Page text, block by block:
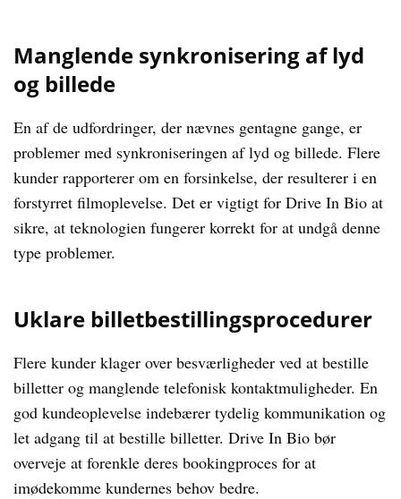
Manglende synkronisering af lyd
og billede
En af de udfordringer, der nævnes gentagne gange, er
problemer med synkroniseringen af lyd og billede. Flere
kunder rapporterer om en forsinkelse, der resulterer i en
forstyrret filmoplevelse. Det er vigtigt for Drive In Bio at
sikre, at teknologien fungerer korrekt for at undgå denne
type problemer.
Uklare billetbestillingsprocedurer
Flere kunder klager over besværligheder ved at bestille
billetter og manglende telefonisk kontaktmuligheder. En
god kundeoplevelse indebærer tydelig kommunikation og
let adgang til at bestille billetter. Drive In Bio bør
overveje at forenkle deres bookingproces for at
imødekomme kundernes behov bedre.